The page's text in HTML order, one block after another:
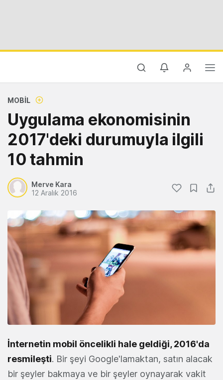
MOBIL
Uygulama ekonomisinin
2017'deki durumuyla ilgili
10 tahmin
Merve Kara
12 Aralık 2016
İnternetin mobil öncelikli hale geldiği, 2016'da
resmileşti. Bir şeyi Google'lamaktan, satın alacak
bir şeyler bakmaya ve bir şeyler oynayarak vakit